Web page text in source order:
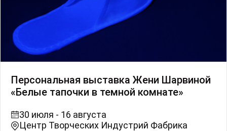
Персональная выставка Жени Шарвиной
«Белые тапочки в темной комнате»
30 июля - 16 августа
Центр Творческих Индустрий Фабрика